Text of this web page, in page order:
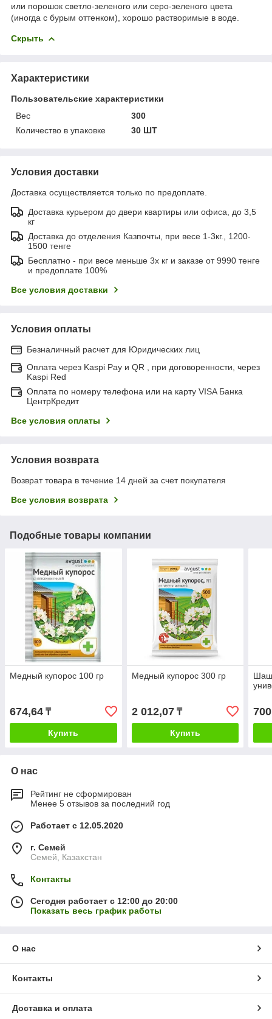
или порошок светло-зеленого или серо-зеленого цвета
(иногда с бурым оттенком), хорошо растворимые в воде.
Скрыть
Характеристики
Пользовательские характеристики
Вес
300
Количество в упаковке
30 ШТ
Условия доставки
Доставка осуществляется только по предоплате.
Доставка курьером до двери квартиры или офиса, до 3,5
кг
Доставка до отделения Казпочты, при весе 1-3кг., 1200-
1500 тенге
Бесплатно - при весе меньше 3х кг и заказе от 9990 тенге
и предоплате 100%
Все условия доставки
Условия оплаты
Безналичный расчет для Юридических лиц
Оплата через Kaspi Pay и QR , при договоренности, через
Kaspi Red
Оплата по номеру телефона или на карту VISA Банка
ЦентрКредит
Все условия оплаты
Условия возврата
Возврат товара в течение 14 дней за счет покупателя
Все условия возврата
Подобные товары компании
Медный купорос 100 гр
674,64 ₸
Купить
Медный купорос 300 гр
2 012,07₸
Купить
О нас
Рейтинг не сформирован
Менее 5 отзывов за последний год
Работает с 12.05.2020
г. Семей
Семей, Казахстан
Контакты
Сегодня работает с 12:00 до 20:00
Показать весь график работы
О нас
Контакты
Доставка и оплата